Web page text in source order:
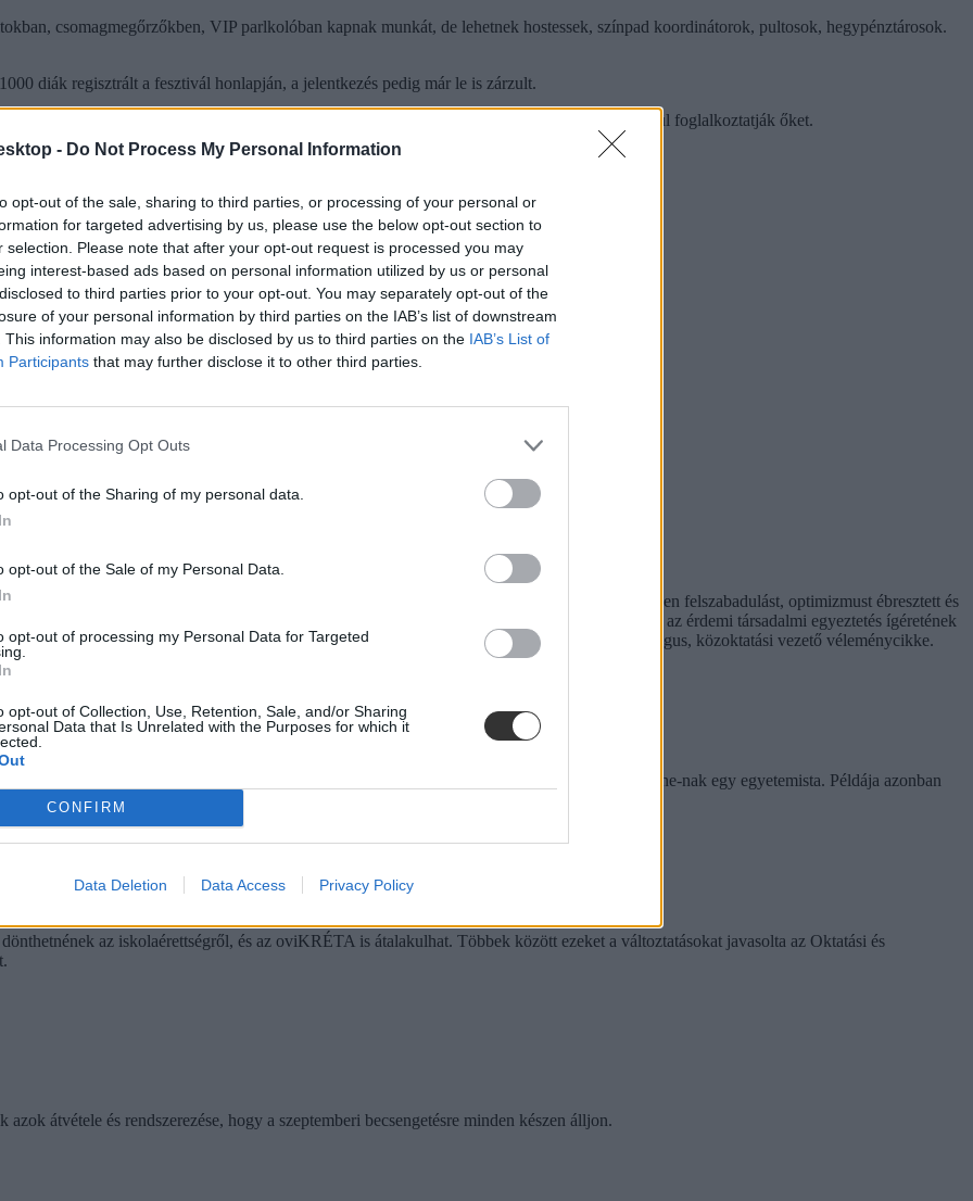
- Do Not Process My Personal Information
opt-out of the sale, sharing to third parties, or processing of your personal or
for targeted advertising by us, please use the below opt-out section to
selection. Please note that after your opt-out request is processed you may
interest-based ads based on personal information utilized by us or personal
to third parties prior to your opt-out. You may separately opt-out of the
of your personal information by third parties on the IAB’s list of downstream
This information may also be disclosed by us to third parties on the IAB’s List of
Participants that may further disclose it to other third parties.
Data Processing Opt Outs
opt-out of the Sharing of my personal data.
opt-out of the Sale of my Personal Data.
opt-out of processing my Personal Data for Targeted
opt-out of Collection, Use, Retention, Sale, and/or Sharing
Data that Is Unrelated with the Purposes for which it
CONFIRM
Data Deletion Data Access Privacy Policy
csomagmegőrzőkben, VIP parlkolóban kapnak munkát, de lehetnek hostessek, színpad koordinátorok, pultosok, hegypénztárosok.
diák regisztrált a fesztivál honlapján, a jelentkezés pedig már le is zárzult.
nettó órabérre számíthat egy diák, és az EFOTT-oz hasonlóan itt is diákszövetkezeten keresztül foglalkoztatják őket.
nem válaszoltak a lap megkeresésére, így nem tudni, ott mennyit lehet keresni.
szóló közbeszédnek”
kezdte meg működését. Az egyes minisztériumok szintjére kiterjesztett hiperaktivitás érezhetően felszabadulást, optimizmust ébresztett és
Ám pontosan ez a lendület az, ami egy újabb megkerülhetetlen kihívást is előtérbe rántott: az érdemi társadalmi egyeztetés ígéretének
a kezeléséhez igyekszem az alábbiakban szempontokat adni. Hana György humánökológus, közoktatási vezető véleménycikke.
– több mint százezer levelezős hallgatót érinthet a szabály
hallgató vagyok, egyből húzni kezdték a szájukat” – számolt be tapasztalatairól az Eduline-nak egy egyetemista. Példája azonban
dönthetnének az iskolaérettségről
az iskolaérettségről, és az oviKRÉTA is átalakulhat. Többek között ezeket a változtatásokat javasolta az Oktatási és
átvétele és rendszerezése, hogy a szeptemberi becsengetésre minden készen álljon.